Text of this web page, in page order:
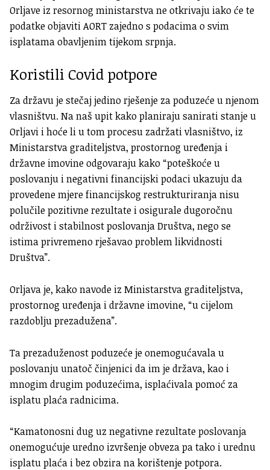
Orljave iz resornog ministarstva ne otkrivaju iako će te
podatke objaviti AORT zajedno s podacima o svim
isplatama obavljenim tijekom srpnja.
Koristili Covid potpore
Za državu je stečaj jedino rješenje za poduzeće u njenom
vlasništvu. Na naš upit kako planiraju sanirati stanje u
Orljavi i hoće li u tom procesu zadržati vlasništvo, iz
Ministarstva graditeljstva, prostornog uređenja i
državne imovine odgovaraju kako “poteškoće u
poslovanju i negativni financijski podaci ukazuju da
provedene mjere financijskog restrukturiranja nisu
polučile pozitivne rezultate i osigurale dugoročnu
održivost i stabilnost poslovanja Društva, nego se
istima privremeno rješavao problem likvidnosti
Društva”.
Orljava je, kako navode iz Ministarstva graditeljstva,
prostornog uređenja i državne imovine, “u cijelom
razdoblju prezadužena”.
Ta prezaduženost poduzeće je onemogućavala u
poslovanju unatoč činjenici da im je država, kao i
mnogim drugim poduzećima, isplaćivala pomoć za
isplatu plaća radnicima.
“Kamatonosni dug uz negativne rezultate poslovanja
onemogućuje uredno izvršenje obveza pa tako i urednu
isplatu plaća i bez obzira na korištenje potpora.